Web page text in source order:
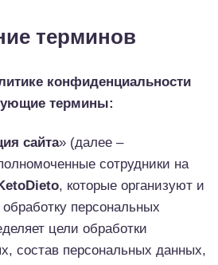
терминов
конфиденциальности
термины:
сайта» (далее –
сотрудники на
, которые организуют и
персональных
цели обработки
состав персональных данных,